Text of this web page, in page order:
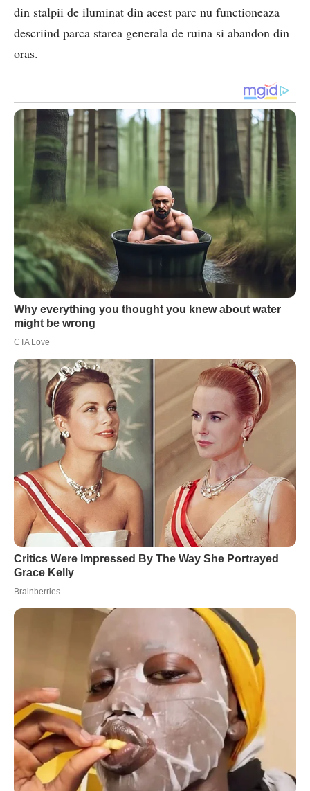
din stalpii de iluminat din acest parc nu functioneaza
descriind parca starea generala de ruina si abandon din
oras.